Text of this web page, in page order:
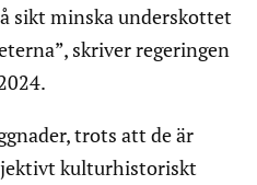
sikt minska underskottet
skriver regeringen
trots att de är
kulturhistoriskt